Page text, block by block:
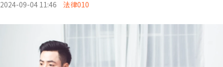
2024-09-04 11:46 法律010